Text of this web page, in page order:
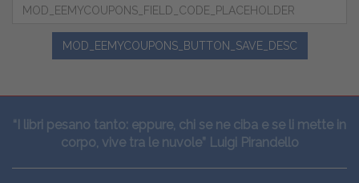
MOD_EEMYCOUPONS_BUTTON_SAVE_DESC
“I libri pesano tanto: eppure, chi se ne ciba e se li mette in
corpo, vive tra le nuvole” Luigi Pirandello